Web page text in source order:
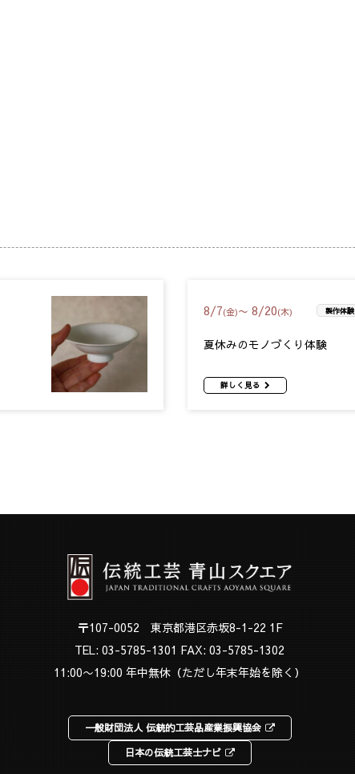
8/7(金)〜 8/20(木) 製作体験
夏休みのモノづくり体験
詳しく見る
〒107-0052 東京都港区赤坂8-1-22 1F
TEL: 03-5785-1301 FAX: 03-5785-1302
11:00〜19:00 年中無休（ただし年末年始を除く）
一般財団法人 伝統的工芸品産業振興協会
日本の伝統工芸士ナビ